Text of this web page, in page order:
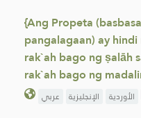
{Ang Propeta
pangalagaan) ay
rak`ah bago ng ṣalāh
rak`ah bago ng
عربي الإنجليزية الأوردية